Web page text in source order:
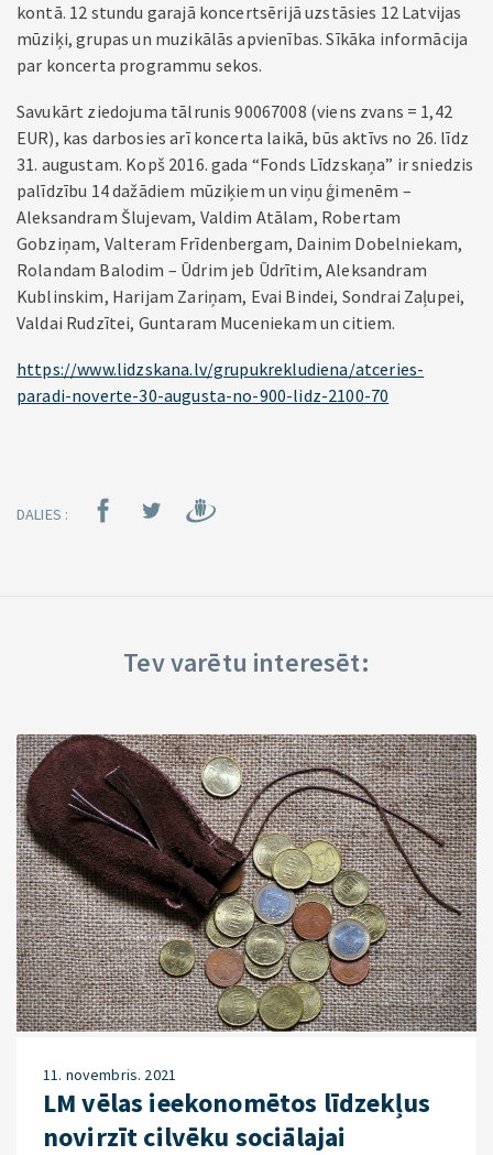
kontā. 12 stundu garajā koncertsērijā uzstāsies 12 Latvijas
mūziķi, grupas un muzikālās apvienības. Sīkāka informācija
par koncerta programmu sekos.
Savukārt ziedojuma tālrunis 90067008 (viens zvans = 1,42
EUR), kas darbosies arī koncerta laikā, būs aktīvs no 26. līdz
31. augustam. Kopš 2016. gada “Fonds Līdzskaņa” ir sniedzis
palīdzību 14 dažādiem mūziķiem un viņu ģimenēm –
Aleksandram Šlujevam, Valdim Atālam, Robertam
Gobziņam, Valteram Frīdenbergam, Dainim Dobelniekam,
Rolandam Balodim – Ūdrim jeb Ūdrītim, Aleksandram
Kublinskim, Harijam Zariņam, Evai Bindei, Sondrai Zaļupei,
Valdai Rudzītei, Guntaram Muceniekam un citiem.
https://www.lidzskana.lv/grupukrekludiena/atceries-
paradi-noverte-30-augusta-no-900-lidz-2100-70
DALIES :
Tev varētu interesēt:
11. novembris. 2021
LM vēlas ieekonomētos līdzekļus
novirzīt cilvēku sociālajai